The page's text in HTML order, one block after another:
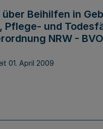
Beihilfen in
Pflege- und
NRW -
01. April 2009